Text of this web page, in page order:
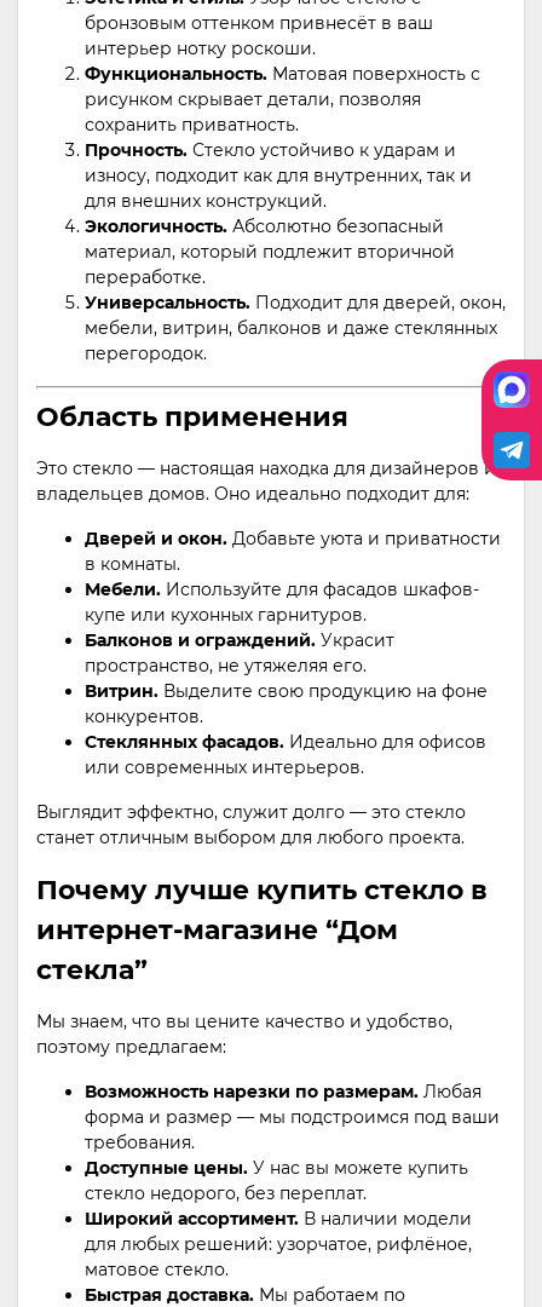
бронзовым оттенком привнесёт в ваш
интерьер нотку роскоши.
Функциональность. Матовая поверхность с
рисунком скрывает детали, позволяя
сохранить приватность.
Прочность. Стекло устойчиво к ударам и
износу, подходит как для внутренних, так и
для внешних конструкций.
Экологичность. Абсолютно безопасный
материал, который подлежит вторичной
переработке.
Универсальность. Подходит для дверей, окон,
мебели, витрин, балконов и даже стеклянных
перегородок.
Область применения
Это стекло — настоящая находка для дизайнеров и
владельцев домов. Оно идеально подходит для:
Дверей и окон. Добавьте уюта и приватности
в комнаты.
Мебели. Используйте для фасадов шкафов-
купе или кухонных гарнитуров.
Балконов и ограждений. Украсит
пространство, не утяжеляя его.
Витрин. Выделите свою продукцию на фоне
конкурентов.
Стеклянных фасадов. Идеально для офисов
или современных интерьеров.
Выглядит эффектно, служит долго — это стекло
станет отличным выбором для любого проекта.
Почему лучше купить стекло в
интернет-магазине “Дом
стекла”
Мы знаем, что вы цените качество и удобство,
поэтому предлагаем:
Возможность нарезки по размерам. Любая
форма и размер — мы подстроимся под ваши
требования.
Доступные цены. У нас вы можете купить
стекло недорого, без переплат.
Широкий ассортимент. В наличии модели
для любых решений: узорчатое, рифлёное,
матовое стекло.
Быстрая доставка. Мы работаем по